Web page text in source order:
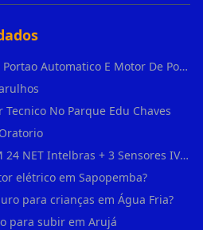
Duvidas De Clientes Sobre Portao Automatico E Motor De Portao Motor De Portao Suspenso
No Parque Edu Chaves
Kit Central de Alarme ANM 24 NET Intelbras + 3 Sensores IVP 3000 CF + Bateria + em Vila Jacuí
elétrico em Sapopemba?
para crianças em Água Fria?
para subir em Arujá